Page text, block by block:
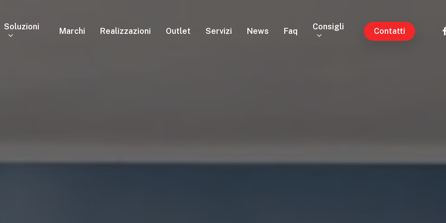
Soluzioni Marchi Realizzazioni Outlet Servizi News Faq Consigli Contatti